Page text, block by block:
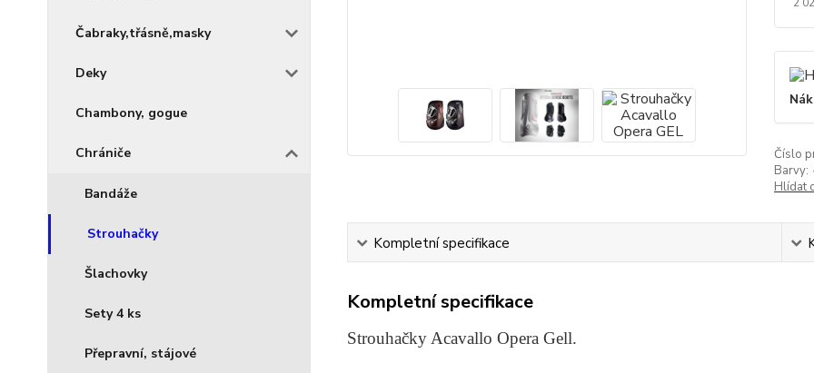
Čabraky,třásně,masky
Deky
Chambony, gogue
Chrániče
Bandáže
Strouhačky
Šlachovky
Sety 4 ks
Přepravní, stájové
Číslo
Barvy:
Hlídat
Kompletní specifikace
Kompletní specifikace
Strouhačky Acavallo Opera Gell.